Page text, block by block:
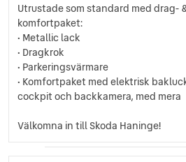
Utrustade som standard med drag-
komfortpaket:
• Metallic lack
• Dragkrok
• Parkeringsvärmare
• Komfortpaket med elektrisk
cockpit och backkamera, med mera
Välkomna in till Skoda Haninge!